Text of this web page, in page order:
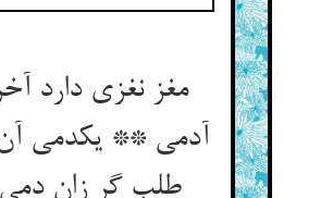
مغز نغزی دارد آخر
آدمی ** یکدمی آن
طلب گر زان دمی